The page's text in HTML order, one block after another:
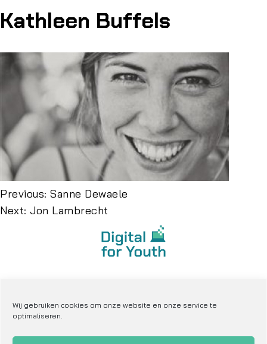
Wij gebruiken cookies om onze website en onze service te
optimaliseren.
Kathleen Buffels
Previous: Sanne Dewaele
Next: Jon Lambrecht
cookie verklaring